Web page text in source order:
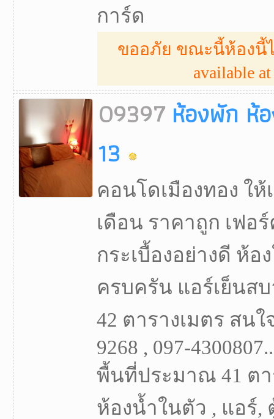
การ์ด
ขออภัย ขณะนี้ห้องนี้ไ
available
09397 ห้องพัก ห้
13
คอนโดเมืองทอง ให้
เดือน ราคาถูก เฟอ
กระเบื้องอย่างดี ห้อ
ครบครัน แอร์เย็นส
42 ตารางเมตร สน
9268 , 097-
พื้นที่ประมาณ 41 ตา
ห้องน้ำในตัว , แอร์,